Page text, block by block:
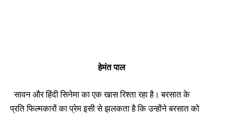
हेमंत पाल
सावन और हिंदी सिनेमा का एक खास रिश्ता रहा है। बरसात के
प्रति फिल्मकारों का प्रेम इसी से झलकता है कि उन्होंने बरसात को